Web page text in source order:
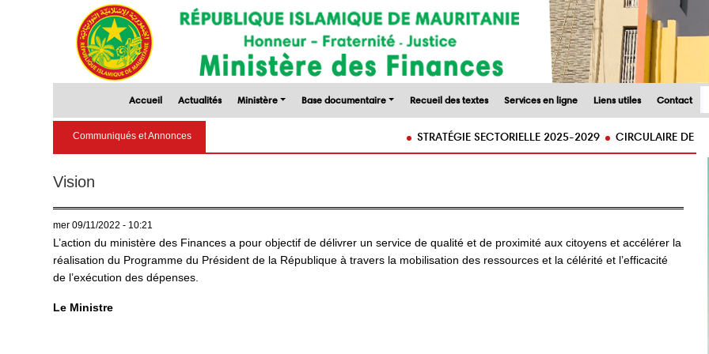
Accueil Actualités Ministère Base documentaire Recueil des textes Services en ligne Liens utiles Contact
Communiqués et Annonces STRATÉGIE SECTORIELLE 2025-2029 CIRCULAIRE DE
Vision
mer 09/11/2022 - 10:21
L’action du ministère des Finances a pour objectif de délivrer un service de qualité et de proximité aux citoyens et accélérer la
réalisation du Programme du Président de la République à travers la mobilisation des ressources et la célérité et l’efficacité
de l’exécution des dépenses.
Le Ministre